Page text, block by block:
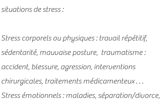
situations de stress :
Stress corporels ou physiques : travail répétitif,
sédentarité, mauvaise posture, traumatisme :
accident, blessure, agression, interventions
chirurgicales, traitements médicamenteux. . .
Stress émotionnels : maladies, séparation/divorce,